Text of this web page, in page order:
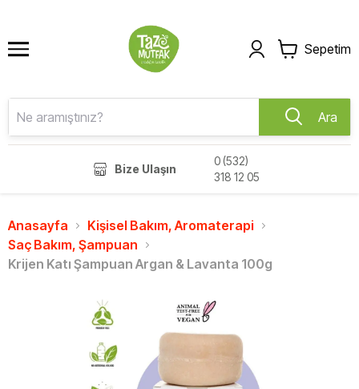
Sepetim
Ara
Bize Ulaşın
0 (532)
318 12 05
Anasayfa
Kişisel Bakım, Aromaterapi
Saç Bakım, Şampuan
Krijen Katı Şampuan Argan & Lavanta 100g